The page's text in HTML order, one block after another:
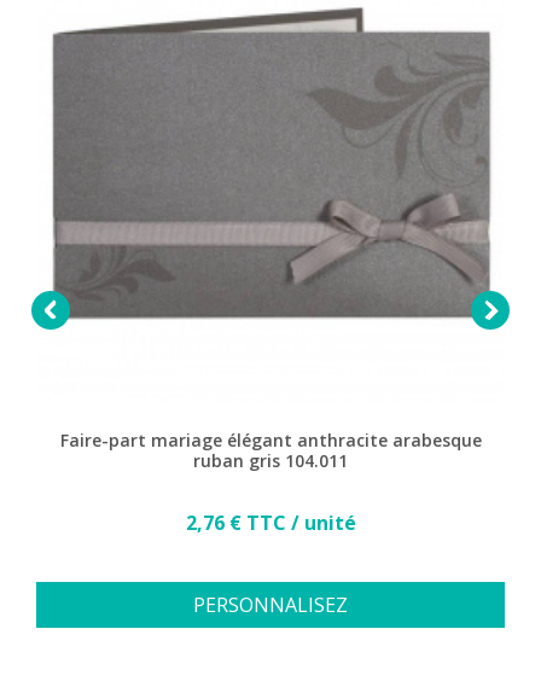

Faire-part mariage élégant anthracite arabesque
ruban gris 104.011
Prix
2,76 € TTC / unité
PERSONNALISEZ
